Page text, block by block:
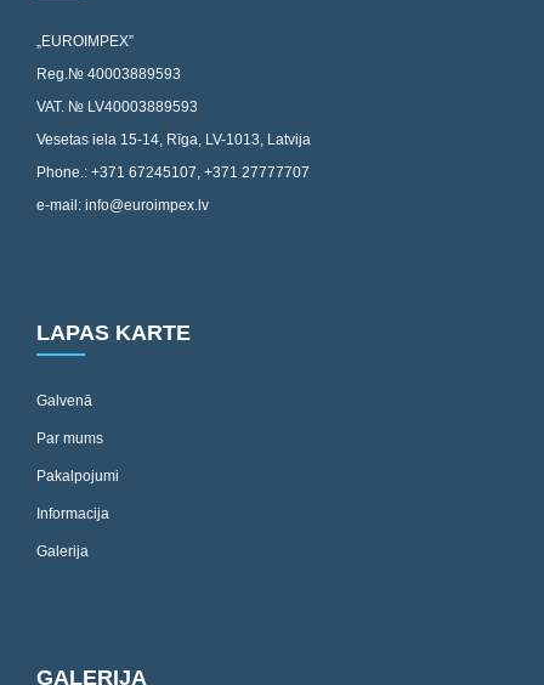
„EUROIMPEX”
Reg.№ 40003889593
VAT. № LV40003889593
Vesetas iela 15-14, Rīga, LV-1013, Latvija
Phone.: +371 67245107, +371 27777707
e-mail: info@euroimpex.lv
LAPAS KARTE
Galvenā
Par mums
Pakalpojumi
Informacija
Galerija
GALERIJA